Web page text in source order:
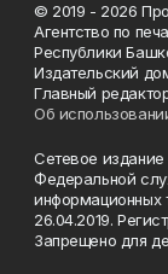
© 2019 - 2026
Агентство по
Республики
Издательский
Главный
Об
Сетевое
Федеральной
информационных
26.04.2019.
Запрещено для